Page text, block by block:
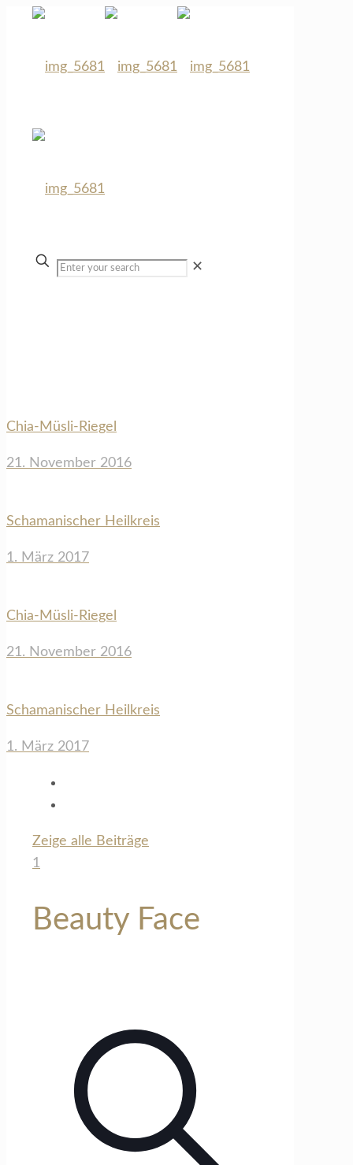
✕
Chia-Müsli-Riegel
21. November 2016
Schamanischer Heilkreis
1. März 2017
Chia-Müsli-Riegel
21. November 2016
Schamanischer Heilkreis
1. März 2017
Zeige alle Beiträge
1
Beauty Face